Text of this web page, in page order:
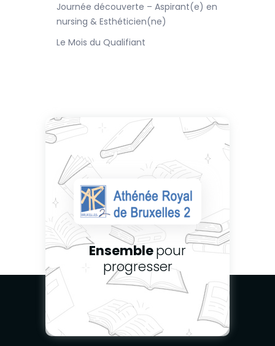
Journée découverte – Aspirant(e) en
nursing & Esthéticien(ne)
Le Mois du Qualifiant
Ensemblepour
progresser